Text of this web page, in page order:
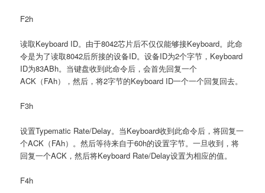
F2h
读取Keyboard ID。由于8042芯片后不仅仅能够接Keyboard。此命
令是为了读取8042后所接的设备ID。设备ID为2个字节，Keyboard
ID为83ABh。当键盘收到此命令后，会首先回复一个
ACK（FAh），然后，将2字节的Keyboard ID一个一个回复回去。
F3h
设置Typematic Rate/Delay。当Keyboard收到此命令后，将回复一
个ACK（FAh）。然后等待来自于60h的设置字节。一旦收到，将
回复一个ACK，然后将Keyboard Rate/Delay设置为相应的值。
F4h